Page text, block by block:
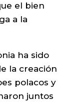
el bien
a la
ha sido
la creación
polacos y
juntos